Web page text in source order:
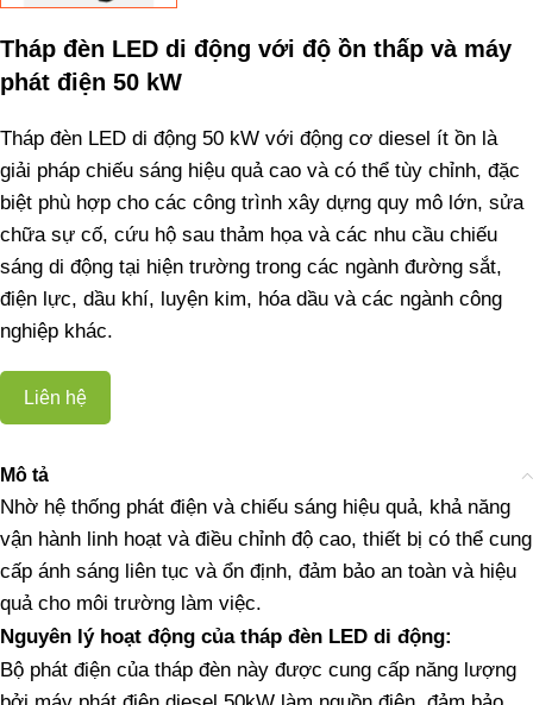
Tháp đèn LED di động với độ ồn thấp và máy
phát điện 50 kW
Tháp đèn LED di động 50 kW với động cơ diesel ít ồn là
giải pháp chiếu sáng hiệu quả cao và có thể tùy chỉnh, đặc
biệt phù hợp cho các công trình xây dựng quy mô lớn, sửa
chữa sự cố, cứu hộ sau thảm họa và các nhu cầu chiếu
sáng di động tại hiện trường trong các ngành đường sắt,
điện lực, dầu khí, luyện kim, hóa dầu và các ngành công
nghiệp khác.
Liên hệ
Mô tả
Nhờ hệ thống phát điện và chiếu sáng hiệu quả, khả năng
vận hành linh hoạt và điều chỉnh độ cao, thiết bị có thể cung
cấp ánh sáng liên tục và ổn định, đảm bảo an toàn và hiệu
quả cho môi trường làm việc.
Nguyên lý hoạt động của tháp đèn LED di động:
Bộ phát điện của tháp đèn này được cung cấp năng lượng